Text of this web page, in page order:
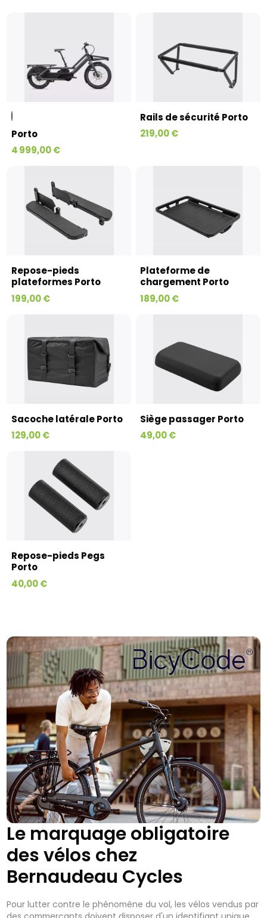
Porto
4 999,00 €
Rails de sécurité Porto
219,00 €
Repose-pieds
plateformes Porto
199,00 €
Plateforme de
chargement Porto
189,00 €
Sacoche latérale Porto
129,00 €
Siège passager Porto
49,00 €
Repose-pieds Pegs
Porto
40,00 €
Le marquage obligatoire
des vélos chez
Bernaudeau Cycles
Pour lutter contre le phénomène du vol, les vélos vendus par